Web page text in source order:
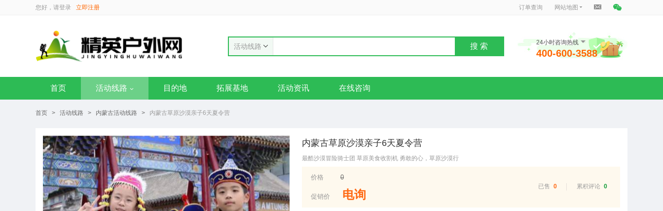
您好，请登录 立即注册 订单查询 网站地图
活动线路 搜 索 24小时咨询热线
400-600-3588
首页 活动线路 目的地 拓展基地 活动资讯 在线咨询
首页 > 活动线路 > 内蒙古活动线路 > 内蒙古草原沙漠亲子6天夏令营
内蒙古草原沙漠亲子6天夏令营
最酷沙漠冒险骑士团 草原美食收割机 勇敢的心，草原沙漠行
价格 0
促销价 电询
已售 0 累积评论 0